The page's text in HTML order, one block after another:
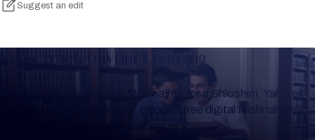
Suggest an edit
Keep Track of your Learning
Whether you are learning Mishnayos for a Shloshim, Yahrzeit
or for your own knowledge, create a free digital Mishnah chart
to help you keep track of your learning.